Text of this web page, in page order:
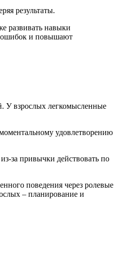
результаты.
развивать навыки
ошибок и повышают
У взрослых легкомысленные
удовлетворению
за привычки действовать по
поведения через ролевые
– планирование и